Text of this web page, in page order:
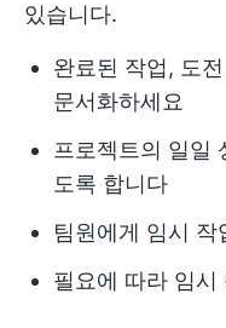
있습니다.
완료된 작업, 도
문서화하세요
프로젝트의 일일
도록 합니다
팀원에게 임시 작
필요에 따라 임시